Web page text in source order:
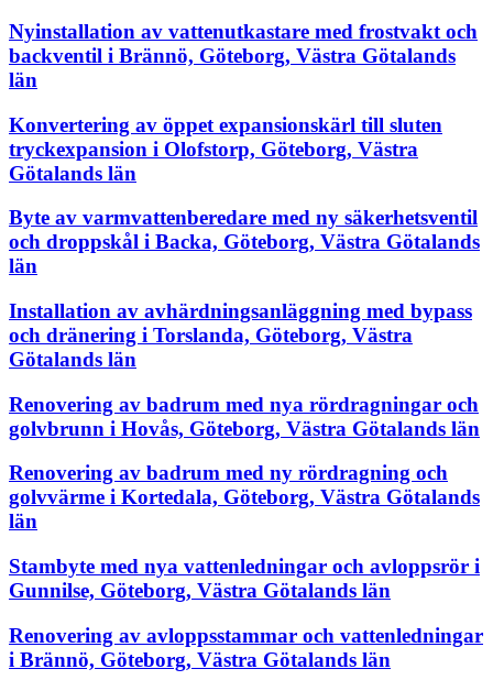
Nyinstallation av vattenutkastare med frostvakt och
backventil i Brännö, Göteborg, Västra Götalands
län
Konvertering av öppet expansionskärl till sluten
tryckexpansion i Olofstorp, Göteborg, Västra
Götalands län
Byte av varmvattenberedare med ny säkerhetsventil
och droppskål i Backa, Göteborg, Västra Götalands
län
Installation av avhärdningsanläggning med bypass
och dränering i Torslanda, Göteborg, Västra
Götalands län
Renovering av badrum med nya rördragningar och
golvbrunn i Hovås, Göteborg, Västra Götalands län
Renovering av badrum med ny rördragning och
golvvärme i Kortedala, Göteborg, Västra Götalands
län
Stambyte med nya vattenledningar och avloppsrör i
Gunnilse, Göteborg, Västra Götalands län
Renovering av avloppsstammar och vattenledningar
i Brännö, Göteborg, Västra Götalands län